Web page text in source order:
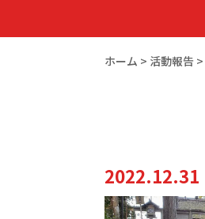
ホーム > 活動報告 >
2022.12.31